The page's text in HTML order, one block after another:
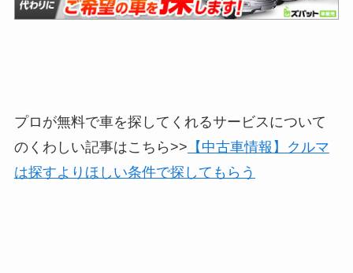
プロが無料で車を探してくれるサービスについて
のくわしい記事はこちら>> 【中古車情報】クルマ
は探すよりほしい条件で探してもらう